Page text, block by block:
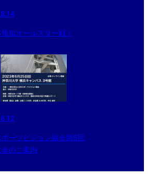
知オールスター戦！
ポーツビジョン協会第5回
のご案内